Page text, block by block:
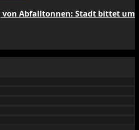
von Abfalltonnen: Stadt bittet um